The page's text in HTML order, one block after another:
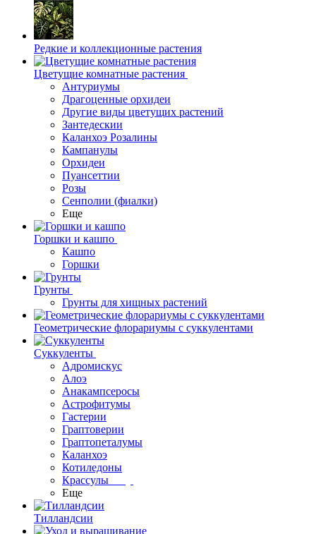
Редкие и коллекционные растения
Цветущие комнатные растения
Антуриумы
Драгоценные орхидеи
Другие виды цветущих растений
Зантедескии
Каланхоэ Розалины
Кампанулы
Орхидеи
Пуансеттии
Розы
Сенполии (фиалки)
Еще
Горшки и кашпо
Кашпо
Горшки
Грунты
Грунты для хищных растений
Геометрические флорариумы с суккулентами
Суккуленты
Адромискус
Алоэ
Анакампсеросы
Астрофитумы
Гастерии
Граптоверии
Граптопеталумы
Каланхоэ
Котиледоны
Крассулы
Еще
Тилландсии